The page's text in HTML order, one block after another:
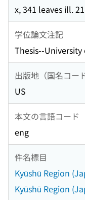
x, 341 leaves ill.
学位論文注記
Thesis--University
出版地（国名コード
US
本文の言語コード
eng
件名標目
Kyūshū Region
Kyūshū Region